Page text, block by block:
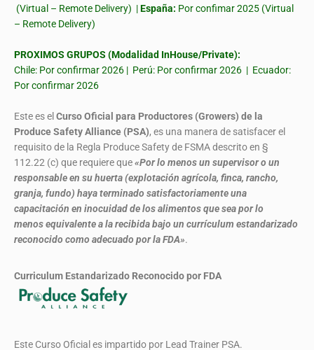
(Virtual – Remote Delivery) |España: Por confimar 2025 (Virtual
– Remote Delivery)
PROXIMOS GRUPOS (Modalidad InHouse/Private):
Chile: Por confirmar 2026 | Perú: Por confirmar 2026 | Ecuador:
Por confirmar 2026
Este es el Curso Oficial para Productores (Growers) de la
Produce Safety Alliance (PSA), es una manera de satisfacer el
requisito de la Regla Produce Safety de FSMA descrito en §
112.22 (c) que requiere que«Por lo menos un supervisor o un
responsable en su huerta (explotación agrícola, finca, rancho,
granja, fundo) haya terminado satisfactoriamente una
capacitación en inocuidad de los alimentos que sea por lo
menos equivalente a la recibida bajo un currículum estandarizado
reconocido como adecuado por la FDA».
Curriculum Estandarizado Reconocido por FDA
Este Curso Oficial es impartido por Lead Trainer PSA.